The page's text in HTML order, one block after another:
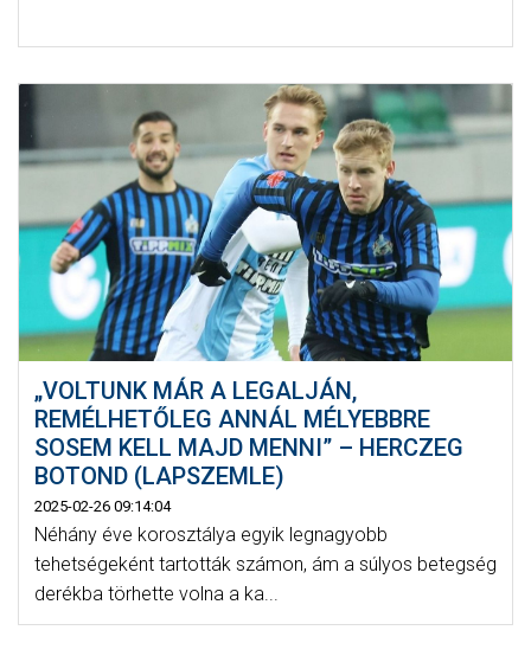
„VOLTUNK MÁR A LEGALJÁN,
REMÉLHETŐLEG ANNÁL MÉLYEBBRE
SOSEM KELL MAJD MENNI” – HERCZEG
BOTOND (LAPSZEMLE)
2025-02-26 09:14:04
Néhány éve korosztálya egyik legnagyobb
tehetségeként tartották számon, ám a súlyos betegség
derékba törhette volna a ka...